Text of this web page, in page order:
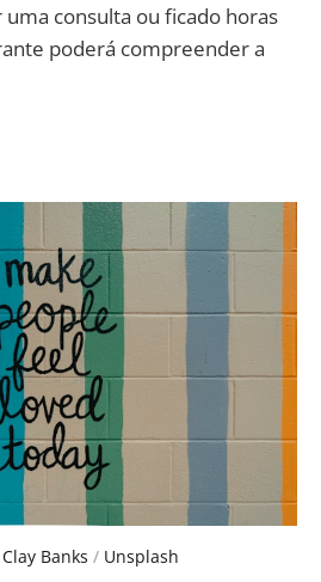
consulta ou ficado horas
poderá compreender a
Clay Banks / Unsplash